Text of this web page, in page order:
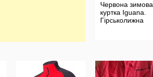
Червона зимова
куртка Iguana.
Гірськолижна